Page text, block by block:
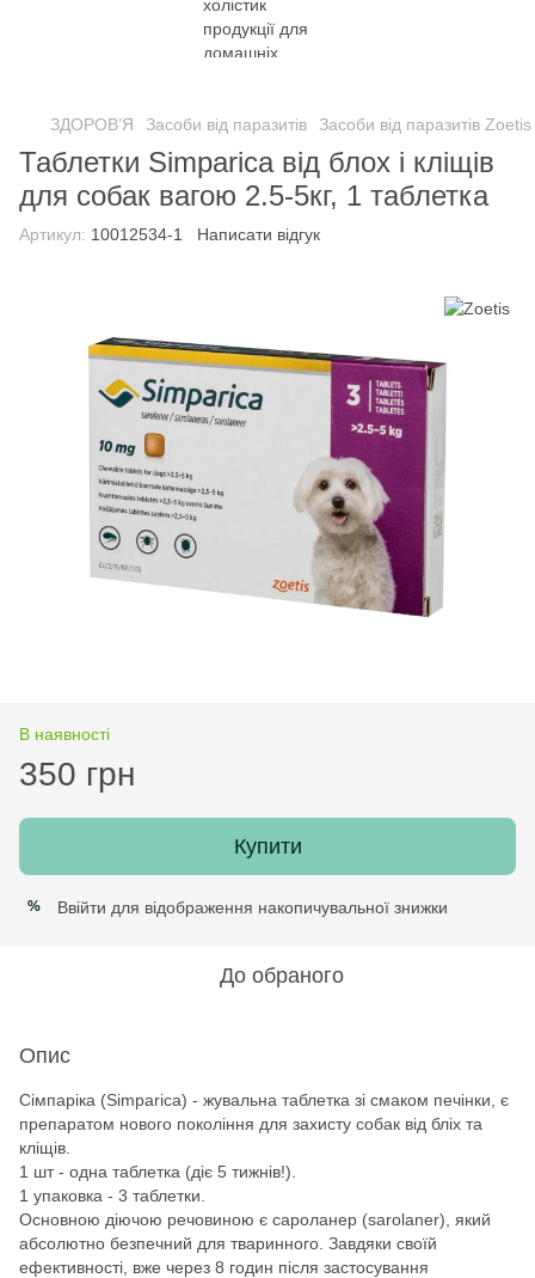
ЗДОРОВ’Я Засоби від паразитів Засоби від паразитів Zoetis
Таблетки Simparica від блох і кліщів
для собак вагою 2.5-5кг, 1 таблетка
Артикул: 10012534-1 Написати відгук
В наявності
350 грн
Купити
% Ввійти для відображення накопичувальної знижки
До обраного
Опис
Сімпаріка (Simparica) - жувальна таблетка зі смаком печінки, є
препаратом нового покоління для захисту собак від бліх та
кліщів.
1 шт - одна таблетка (діє 5 тижнів!).
1 упаковка - 3 таблетки.
Основною діючою речовиною є сароланер (sarolaner), який
абсолютно безпечний для тваринного. Завдяки своїй
ефективності, вже через 8 годин після застосування